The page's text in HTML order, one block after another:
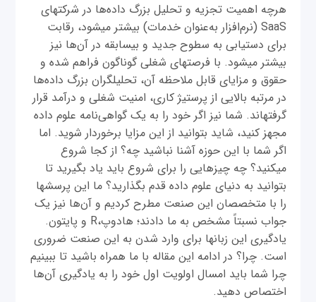
هرچه اهمیت تجزیه و تحلیل بزرگ داده‌ها در شرکت‎های
SaaS (نرم‌افزار به‌عنوان خدمات) بیشتر می‎شود، رقابت
برای دستیابی به سطوح جدید و بی‎سابقه در آن‌ها نیز
بیشتر می‎شود. با فرصت‎های شغلی گوناگون فراهم شده و
حقوق و مزایای قابل ملاحظه آن، تحلیلگران بزرگ داده‌ها
در مرتبه بالایی از پرستيژ کاری، امنیت شغلی و درآمد قرار
گرفته‎اند. شما نیز اگر خود را به یک گواهی‌نامه علوم داده
مجهز کنید، شاید بتوانيد از این مزایا برخوردار شوید. اما
اگر شما با این حوزه آشنا نباشید چه؟ از کجا شروع
می‎کنید؟ چه چیزهایی را برای شروع باید یاد بگیرید تا
بتوانيد به دنیای علوم داده قدم بگذارید؟ ما این پرسش‎ها
را با متخصصان این صنعت مطرح کردیم و آن‌ها نیز یک
جواب نسبتاً مشخص به ما دادند؛ هادوپ،R و پایتون.
یادگیری این زبان‎ها برای وارد شدن به این صنعت ضروری
است. چرا؟ در ادامه این مقاله با ما همراه باشید تا ببینیم
چرا شما باید امسال اولويت اول خود را به یادگیری آن‌ها
اختصاص دهید.